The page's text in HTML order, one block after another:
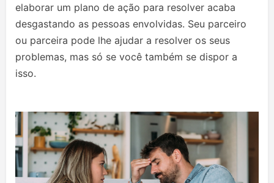
elaborar um plano de ação para resolver acaba
desgastando as pessoas envolvidas. Seu parceiro
ou parceira pode lhe ajudar a resolver os seus
problemas, mas só se você também se dispor a
isso.